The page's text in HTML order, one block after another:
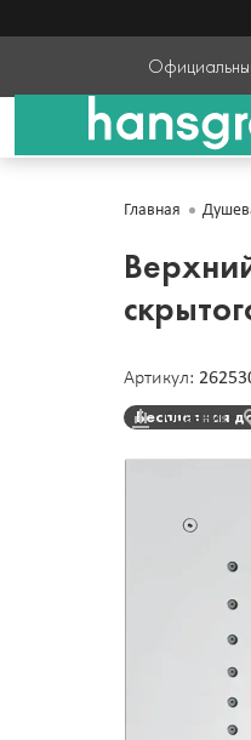
Главная
Артикул:
Сравнить
Бесплатная